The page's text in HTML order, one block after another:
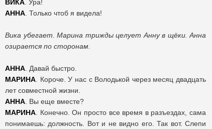
ВИКА . Ура!
АННА . Только чтоб я видела!
Вика убегает. Марина трижды целует Анну в щёки. Анна
озирается по сторонам.
АННА . Давай быстро.
МАРИНА . Короче. У нас с Володькой через месяц двадцать
лет совместной жизни.
АННА . Вы еще вместе?
МАРИНА . Конечно. Он просто все время в разъездах, сама
понимаешь: должность. Вот и не видно его. Так вот. Слепи